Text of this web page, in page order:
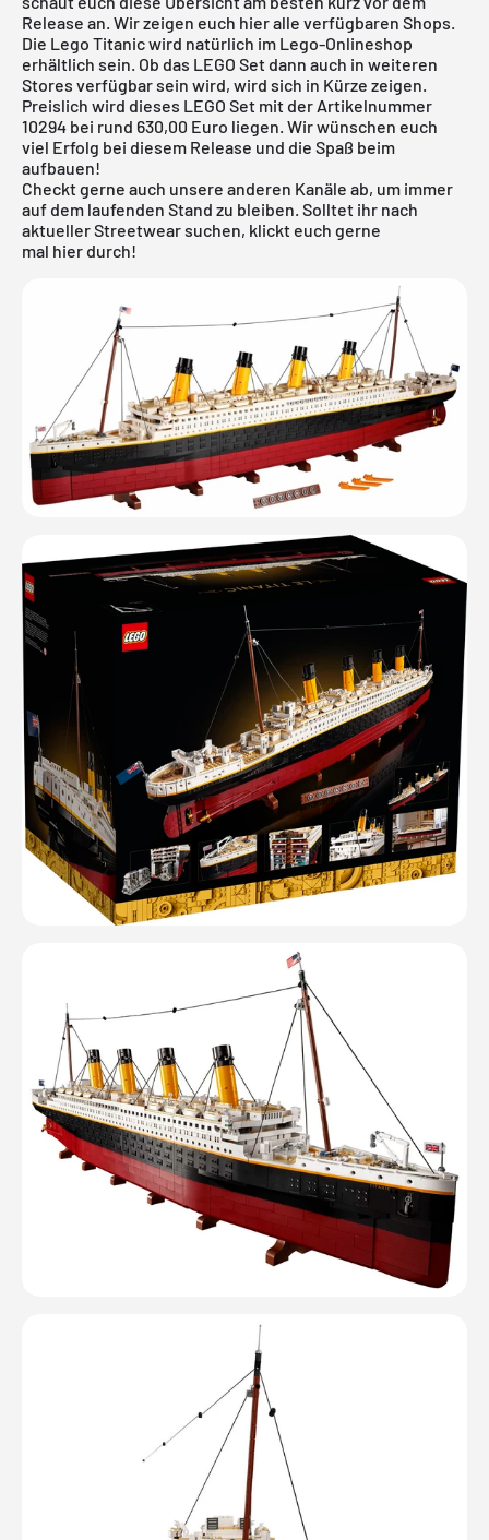
Release an. Wir zeigen euch hier alle verfügbaren Shops.
Die Lego Titanic wird natürlich im Lego-Onlineshop
erhältlich sein. Ob das LEGO Set dann auch in weiteren
Stores verfügbar sein wird, wird sich in Kürze zeigen.
Preislich wird dieses LEGO Set mit der Artikelnummer
10294 bei rund 630,00 Euro liegen. Wir wünschen euch
viel Erfolg bei diesem Release und die Spaß beim
aufbauen!
Checkt gerne auch unsere anderen Kanäle ab, um immer
auf dem laufenden Stand zu bleiben. Solltet ihr nach
aktuellerStreetwearsuchen, klickt euch gerne
mal hier durch!